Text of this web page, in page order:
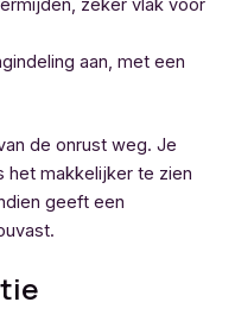
zeker vlak voor
aan, met een
de onrust weg. Je
het makkelijker te zien
geeft een